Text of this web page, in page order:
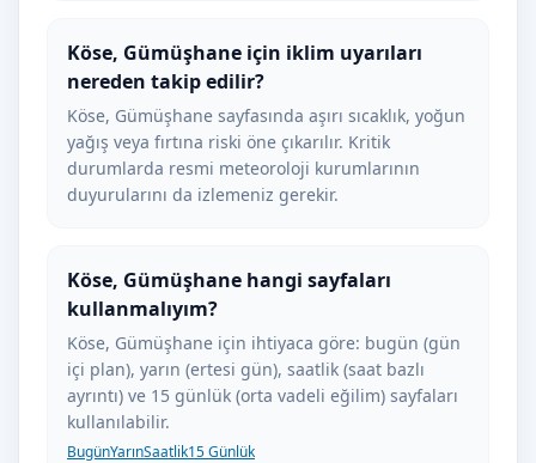
Köse, Gümüşhane için iklim uyarıları
nereden takip edilir?
Köse, Gümüşhane sayfasında aşırı sıcaklık, yoğun
yağış veya fırtına riski öne çıkarılır. Kritik
durumlarda resmi meteoroloji kurumlarının
duyurularını da izlemeniz gerekir.
Köse, Gümüşhane hangi sayfaları
kullanmalıyım?
Köse, Gümüşhane için ihtiyaca göre: bugün (gün
içi plan), yarın (ertesi gün), saatlik (saat bazlı
ayrıntı) ve 15 günlük (orta vadeli eğilim) sayfaları
kullanılabilir.
BugünYarınSaatlik15 Günlük